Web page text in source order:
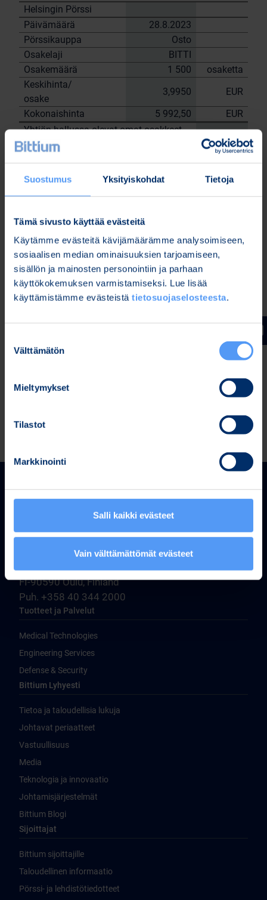
Suostumus Yksityiskohdat Tietoja
Tämä sivusto käyttää evästeitä
Käytämme evästeitä kävijämäärämme analysoimiseen,
sosiaalisen median ominaisuuksien tarjoamiseen,
sisällön ja mainosten personointiin ja parhaan
käyttökokemuksen varmistamiseksi. Lue lisää
käyttämistämme evästeistä tietosuojaselosteesta.
valinta
Välttämätön
Mieltymykset
Tilastot
Markkinointi
Salli kaikki evästeet
Vain välttämättömät evästeet
Helsingin Pörssi
Päivämäärä
28.8.2023
Pörssikauppa
Osto
Osakelaji
BITTI
Osakemäärä
1 500
osaketta
Keskihinta/
osake
3,9950
EUR
Kokonaishinta
5 992,50
EUR
Yhtiön hallussa olevat omat osakkeet
28.8.2023
kpl.
Janne Sarvikivi
Huttunen
Lisätietoja:
Kari Jokela
Lakiasiainjohtaja
Puh. 040 344 5258
Tiedostot
Bittium Corporation
Ritaharjuntie 1
FI-90590 Oulu, Finland
Puh. +358 40 344 2000
Tuotteet ja Palvelut
Medical Technologies
Engineering Services
Defense & Security
Bittium Lyhyesti
Tietoa ja taloudellisia lukuja
Johtavat periaatteet
Vastuullisuus
Media
Teknologia ja innovaatio
Johtamisjärjestelmät
Bittium Blogi
Sijoittajat
Bittium sijoittajille
Taloudellinen informaatio
Pörssi- ja lehdistötiedotteet